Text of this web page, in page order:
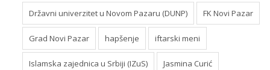
Državni univerzitet u Novom Pazaru (DUNP) FK Novi Pazar
Grad Novi Pazar hapšenje iftarski meni
Islamska zajednica u Srbiji (IZuS) Jasmina Curić